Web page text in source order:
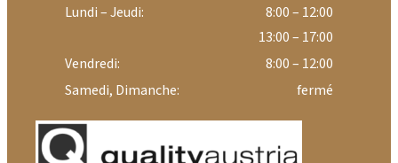
Lundi – Jeudi:
8:00 – 12:00
13:00 – 17:00
Vendredi:
8:00 – 12:00
Samedi, Dimanche:
fermé